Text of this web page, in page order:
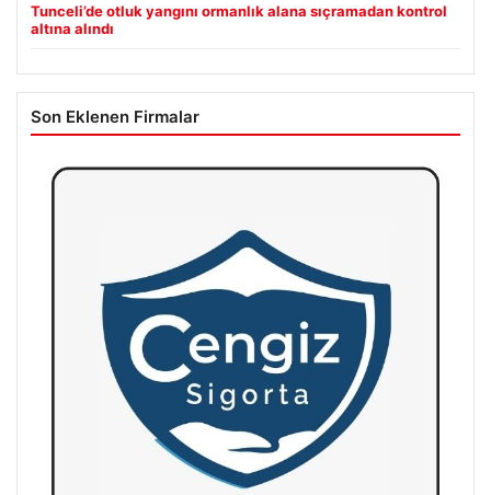
Tunceli’de otluk yangını ormanlık alana sıçramadan kontrol
altına alındı
Son Eklenen Firmalar